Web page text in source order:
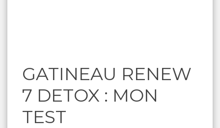
GATINEAU RENEW
7 DETOX : MON
TEST